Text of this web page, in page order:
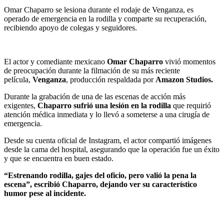
Omar Chaparro se lesiona durante el rodaje de Venganza, es
operado de emergencia en la rodilla y comparte su recuperación,
recibiendo apoyo de colegas y seguidores.
El actor y comediante mexicano Omar Chaparro vivió momentos
de preocupación durante la filmación de su más reciente
película, Venganza, producción respaldada por Amazon Studios.
Durante la grabación de una de las escenas de acción más
exigentes, Chaparro sufrió una lesión en la rodilla que requirió
atención médica inmediata y lo llevó a someterse a una cirugía de
emergencia.
Desde su cuenta oficial de Instagram, el actor compartió imágenes
desde la cama del hospital, asegurando que la operación fue un éxito
y que se encuentra en buen estado.
“Estrenando rodilla, gajes del oficio, pero valió la pena la
escena”, escribió Chaparro, dejando ver su característico
humor pese al incidente.